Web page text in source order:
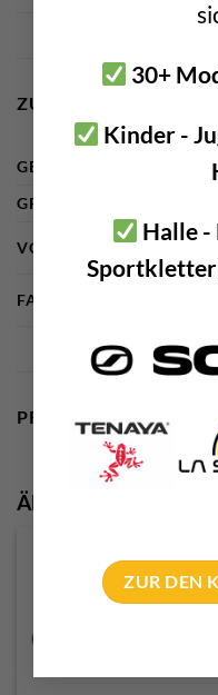
30+
Kinder -
Halle -
ZUR DEN
ZUSÄTZLICHE
GEWICHT
GRÖSSE
VOLUMEN
FARBE
PRODUKTSICHERHEIT
Ähnliche Produkte